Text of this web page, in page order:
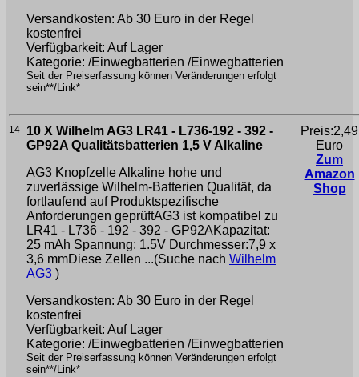
Versandkosten: Ab 30 Euro in der Regel
kostenfrei
Verfügbarkeit: Auf Lager
Kategorie: /Einwegbatterien /Einwegbatterien
Seit der Preiserfassung können Veränderungen erfolgt
sein**/Link*
14
10 X Wilhelm AG3 LR41 - L736-192 - 392 -
GP92A Qualitätsbatterien 1,5 V Alkaline
AG3 Knopfzelle Alkaline hohe und
zuverlässige Wilhelm-Batterien Qualität, da
fortlaufend auf Produktspezifische
Anforderungen geprüftAG3 ist kompatibel zu
LR41 - L736 - 192 - 392 - GP92AKapazitat:
25 mAh Spannung: 1.5V Durchmesser:7,9 x
3,6 mmDiese Zellen ...(Suche nach Wilhelm
AG3 )
Versandkosten: Ab 30 Euro in der Regel
kostenfrei
Verfügbarkeit: Auf Lager
Kategorie: /Einwegbatterien /Einwegbatterien
Seit der Preiserfassung können Veränderungen erfolgt
sein**/Link*
Preis:2,49
Euro
Zum
Amazon
Shop